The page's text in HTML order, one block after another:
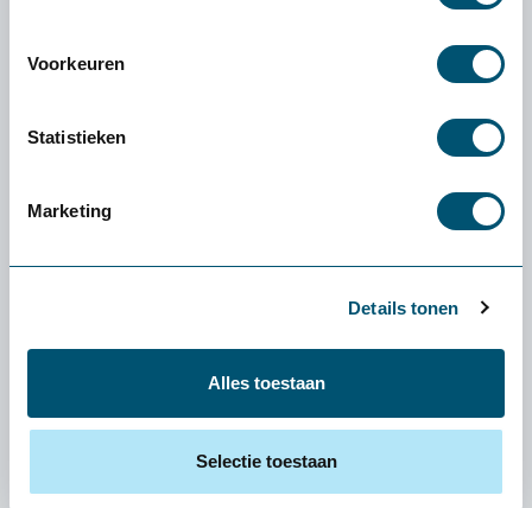
Voorkeuren
Statistieken
Marketing
Details tonen
Alles toestaan
Selectie toestaan
Ergoline 4-senses akoestische stoel - incontinentie
écht bij jou past: degratis
Health2Work
Wat kost de proefplaatsing?
volledig kosteloos. Vooraf betaal je niets. Enige